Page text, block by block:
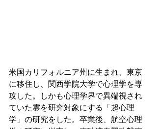
米国カリフォルニア州に生まれ、東京
に移住し、関西学院大学で心理学を専
攻した。しかも心理学界で異端視され
ていた霊を研究対象にする「超心理
学」の研究をした。卒業後、航空心理